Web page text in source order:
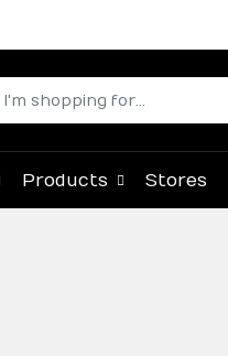
Products Stores